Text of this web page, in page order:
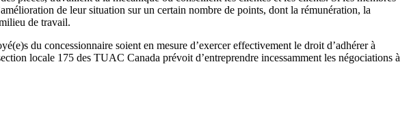
de leur situation sur un certain nombre de points, dont la rémunération, la
de travail.
du concessionnaire soient en mesure d’exercer effectivement le droit d’adhérer à
locale 175 des TUAC Canada prévoit d’entreprendre incessamment les négociations à